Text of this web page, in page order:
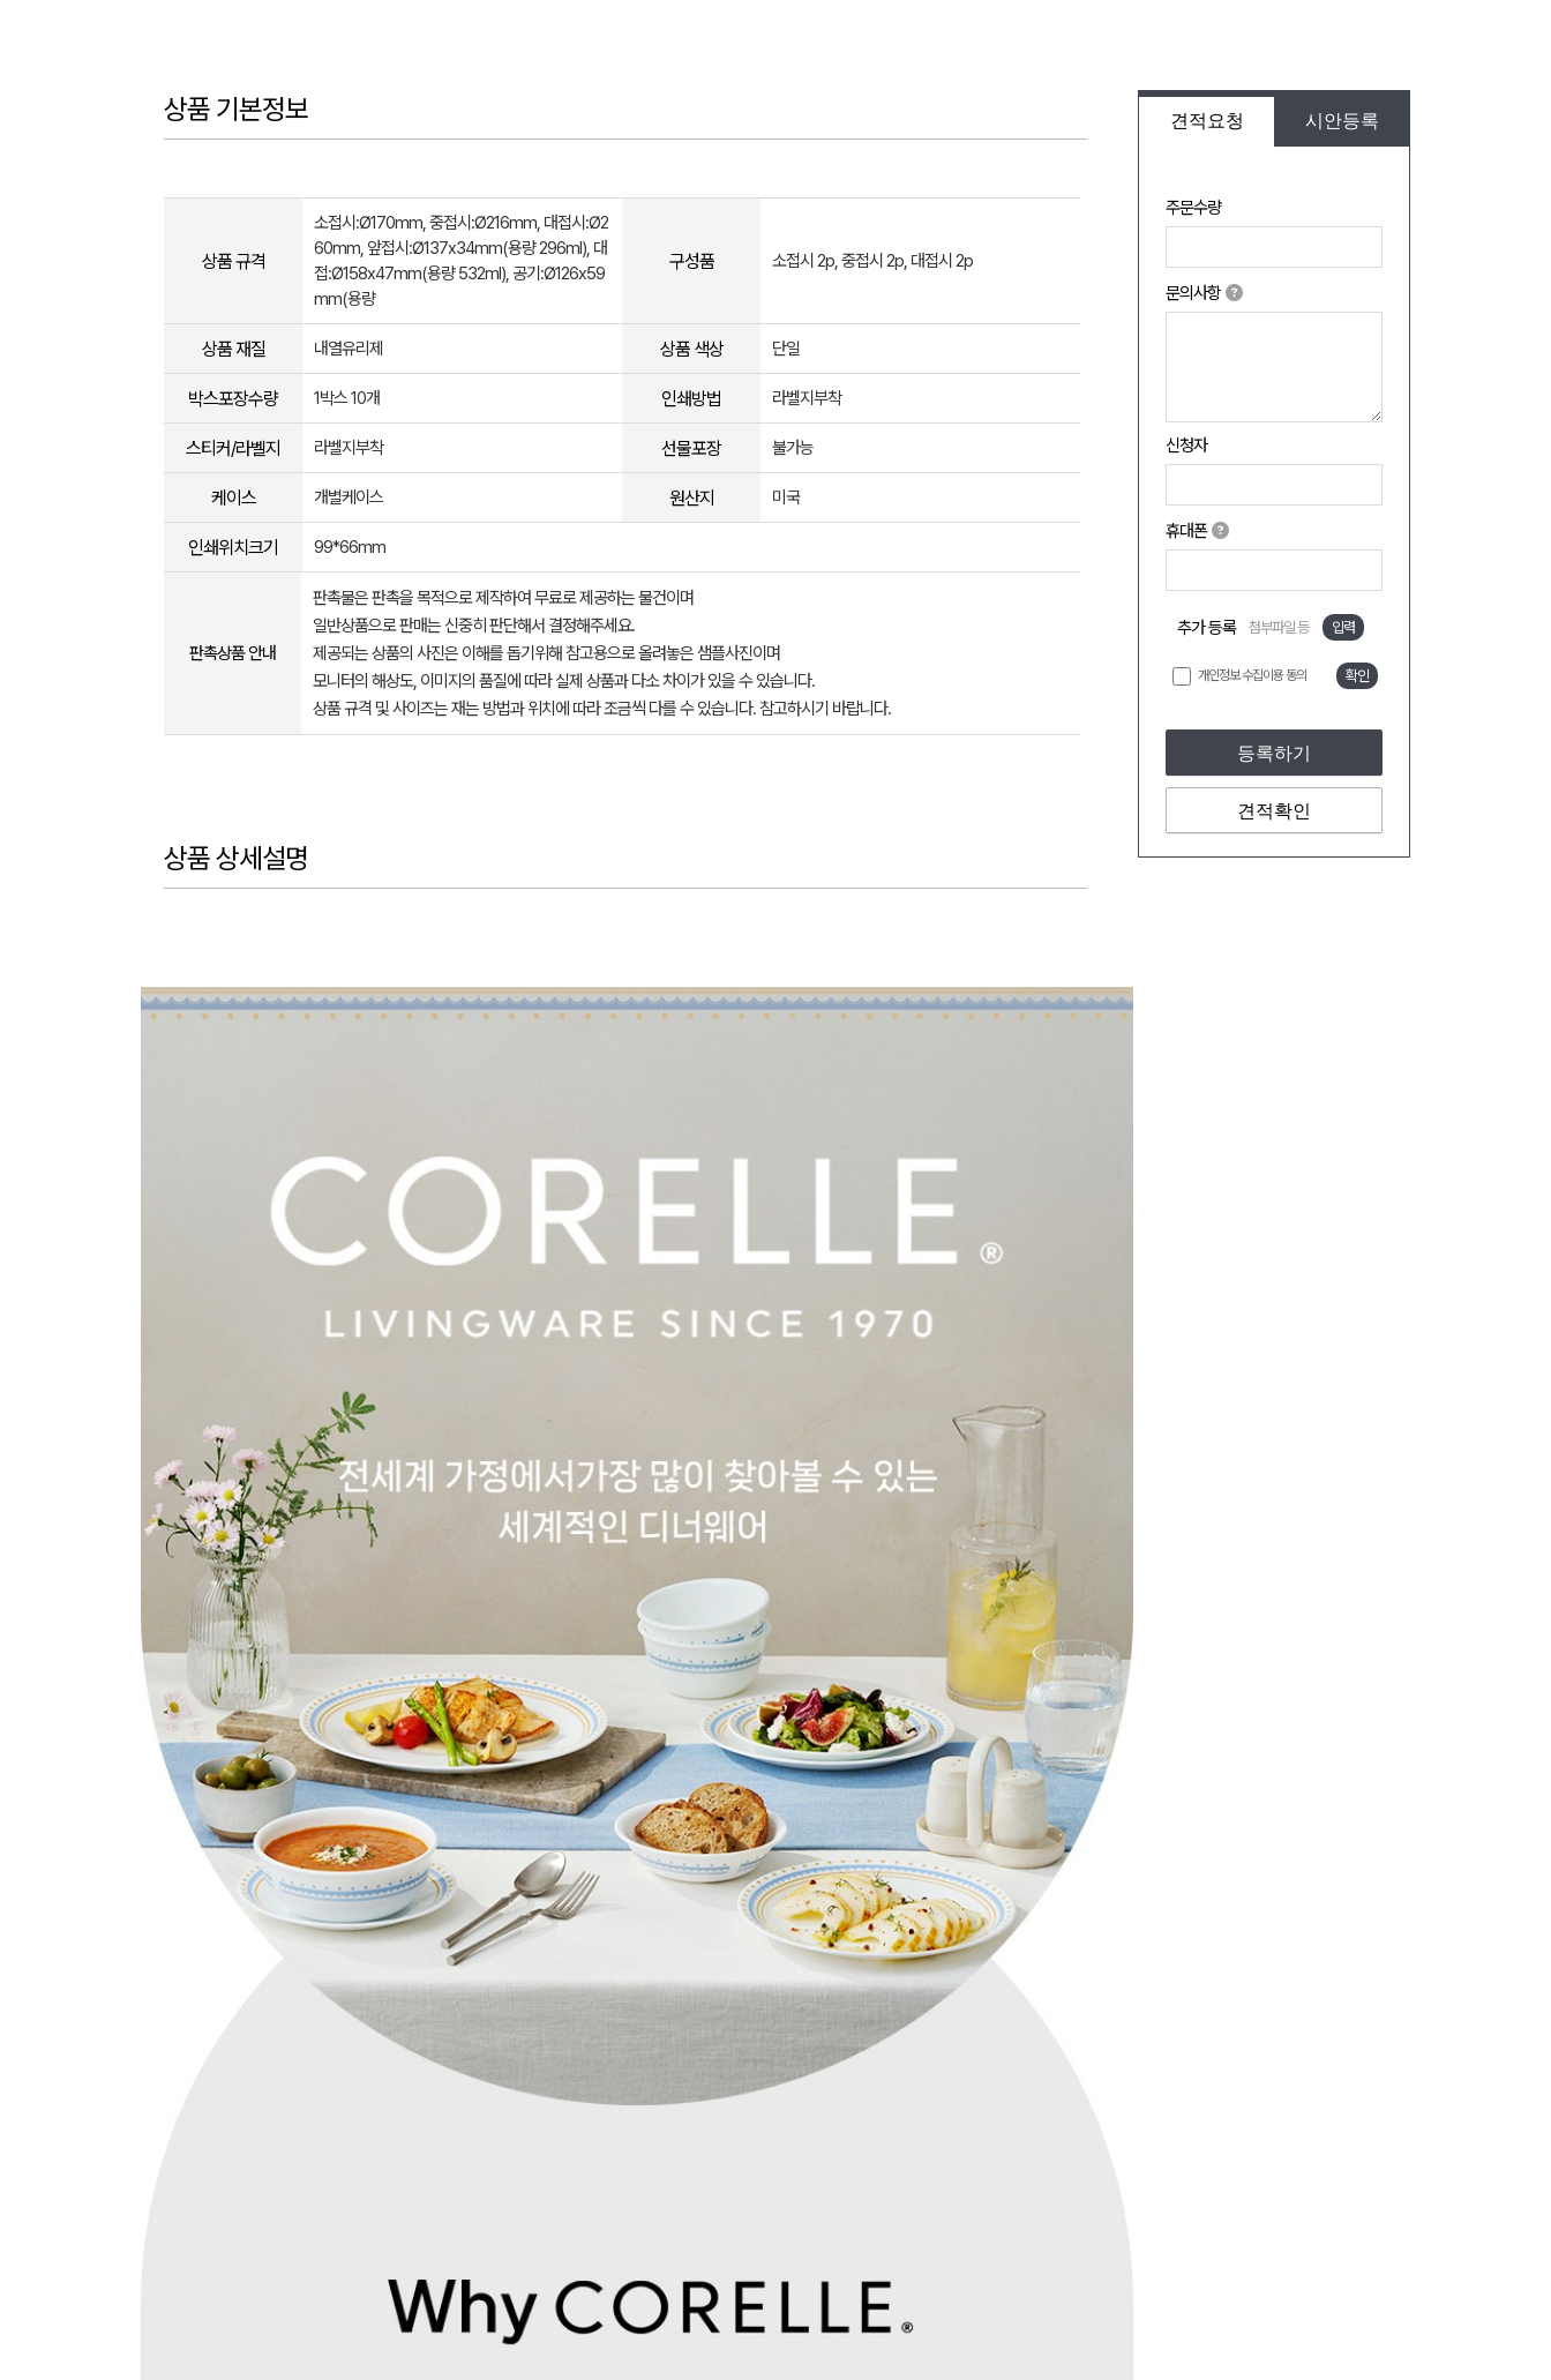
견적요청 시안등록
주문수량
문의사항
신청자
휴대폰
추가 등록 첨부파일 등 입력
개인정보 수집이용 동의 확인
등록하기
견적확인
상품 기본정보
상품 규격
소접시:Ø170mm, 중접시:Ø216mm, 대접시:Ø2
60mm, 앞접시:Ø137x34mm(용량 296ml), 대
접:Ø158x47mm(용량 532ml), 공기:Ø126x59
mm(용량
구성품 소접시 2p, 중접시 2p, 대접시 2p
상품 재질 내열유리제 상품 색상 단일
박스포장수량 1박스 10개 인쇄방법 라벨지부착
스티커/라벨지 라벨지부착 선물포장 불가능
케이스 개별케이스 원산지 미국
인쇄위치크기 99*66mm
판촉상품 안내
판촉물은 판촉을 목적으로 제작하여 무료로 제공하는 물건이며
일반상품으로 판매는 신중히 판단해서 결정해주세요.
제공되는 상품의 사진은 이해를 돕기위해 참고용으로 올려놓은 샘플사진이며
모니터의 해상도, 이미지의 품질에 따라 실제 상품과 다소 차이가 있을 수 있습니다.
상품 규격 및 사이즈는 재는 방법과 위치에 따라 조금씩 다를 수 있습니다. 참고하시기 바랍니다.
상품 상세설명